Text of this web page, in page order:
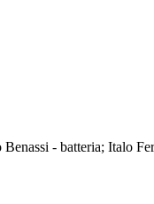
- batteria; Italo